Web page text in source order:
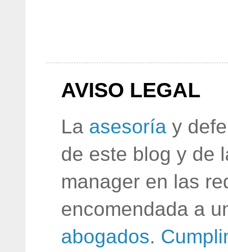
AVISO LEGAL
La asesoría y
de este blog y de
manager en las
encomendada a
abogados.